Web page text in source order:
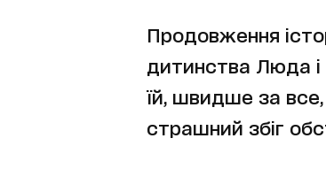
Продовження
дитинства Люда і
їй, швидше за
страшний збіг